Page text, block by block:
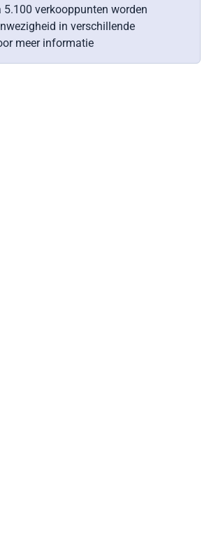
verkooppunten worden
in verschillende
meer informatie